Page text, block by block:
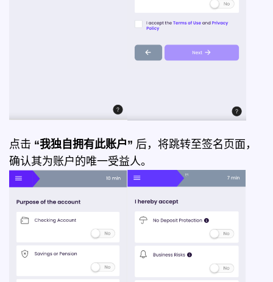
点击 “我独自拥有此账户” 后，将跳转至签名页面，
确认其为账户的唯一受益人。